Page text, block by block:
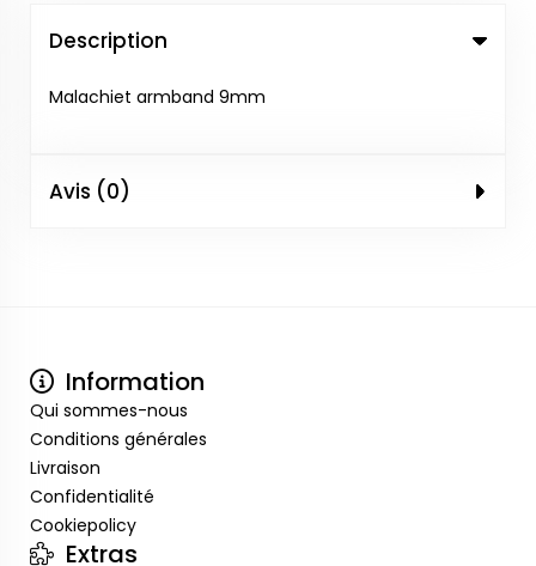
Description
Malachiet armband 9mm
Avis (0)
Information
Qui sommes-nous
Conditions générales
Livraison
Confidentialité
Cookiepolicy
Extras